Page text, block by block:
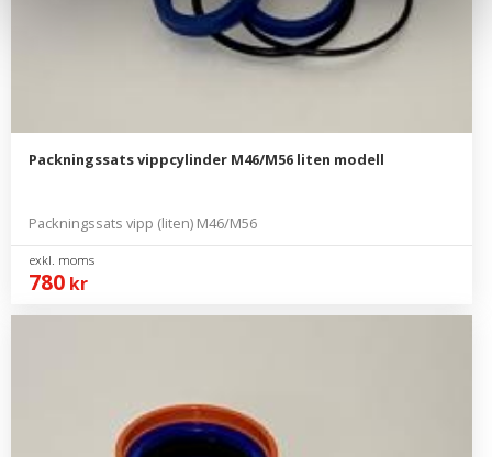
Packningssats vippcylinder M46/M56 liten modell
Packningssats vipp (liten) M46/M56
780 kr